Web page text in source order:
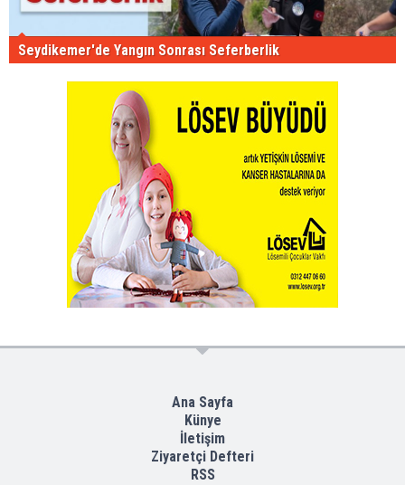
Seydikemer'de Yangın Sonrası Seferberlik
Ana Sayfa
Künye
İletişim
Ziyaretçi Defteri
RSS